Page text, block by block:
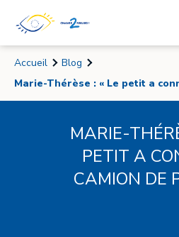
Accueil
Blog
Marie-Thérèse : « Le petit a
MARIE-
PETIT A
CAMION DE